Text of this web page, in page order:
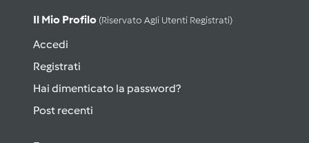
Il Mio Profilo (riservato Agli Utenti Registrati)
Accedi
Registrati
Hai dimenticato la password?
Post recenti